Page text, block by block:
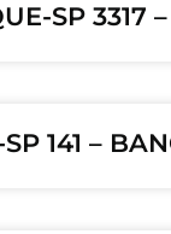
SP 3317
141 –